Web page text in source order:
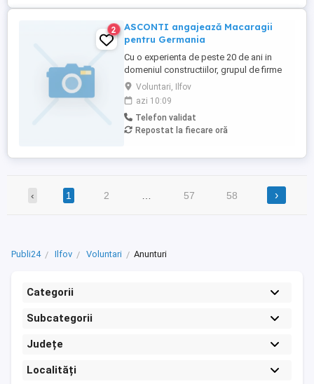
2
ASCONTI angajează Macaragii
pentru Germania
Cu o experienta de peste 20 de ani in
domeniul constructiilor, grupul de firme
ASCONTI isi extinde echipa si recruteaza
macaragii pentru proiecte desfasurate in
Germania, oferind oportunitati atat pentru
personal cu experienta, cat si pentru
persoane aflate la inceput de drum,
Voluntari, Ilfov
azi 10:09
Telefon validat
Repostat la fiecare oră
‹ 1 2 57 58 ›
Publi24 Ilfov Voluntari Anunturi
Categorii
Subcategorii
Județe
Localități